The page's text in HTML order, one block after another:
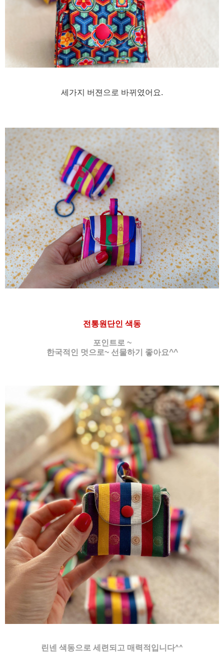
세가지 버젼으로 바뀌였어요.
전통원단인 색동
포인트로 ~
한국적인 멋으로~ 선물하기 좋아요^^
린넨 색동으로 세련되고 매력적입니다^^